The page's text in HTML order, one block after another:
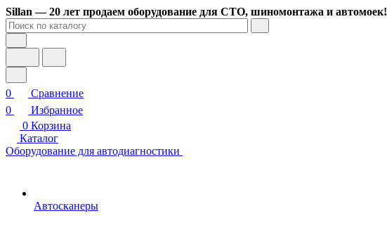
Sillan — 20 лет продаем оборудование для СТО, шиномонтажа и автомоек!
0
Сравнение
0
Избранное
0 Корзина
Каталог
Оборудование для автодиагностики
Автосканеры